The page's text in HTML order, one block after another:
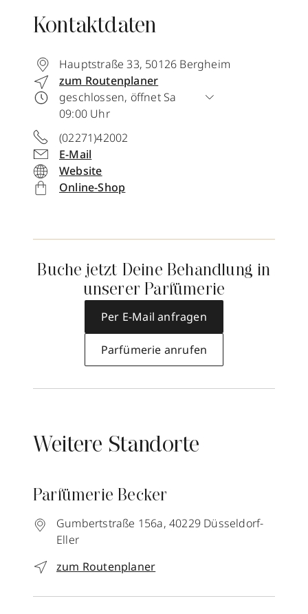
Kontaktdaten
Hauptstraße 33, 50126 Bergheim
zum Routenplaner
geschlossen, öffnet Sa
09:00 Uhr
(02271)42002
E-Mail
Website
Online-Shop
Buche jetzt Deine Behandlung in
unserer Parfümerie
Per E-Mail anfragen
Parfümerie anrufen
Weitere Standorte
Parfümerie Becker
Gumbertstraße 156a, 40229 Düsseldorf-
Eller
zum Routenplaner